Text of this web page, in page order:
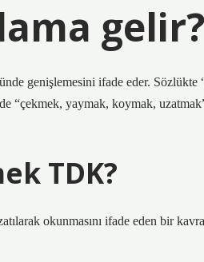
gelir?
genişlemesini ifade eder. Sözlükte
“çekmek, yaymak, koymak,
TDK?
okunmasını ifade eden bir